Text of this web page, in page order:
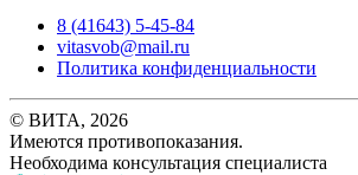
8 (41643) 5-45-84
vitasvob@mail.ru
Политика конфиденциальности
© ВИТА, 2026
Имеются противопоказания.
Необходима консультация специалиста